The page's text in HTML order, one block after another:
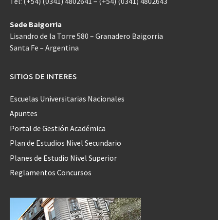
Sede Baigorria
Lisandro de la Torre 580 – Granadero Baigorria
Santa Fe – Argentina
SITIOS DE INTERES
Escuelas Universitarias Nacionales
Apuntes
Portal de Gestión Académica
Plan de Estudios Nivel Secundario
Planes de Estudio Nivel Superior
Reglamentos Concursos